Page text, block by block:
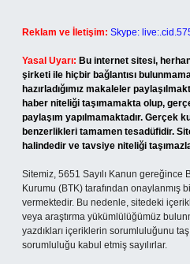
Reklam ve İletişim: Skype:
Yasal Uyarı: Bu internet sitesi,
şirketi ile hiçbir bağlantısı
hazırladığımız makaleler
haber niteliği taşımamakta olup,
paylaşım yapılmamaktadır. Gerçek
benzerlikleri tamamen tesadüfidir.
halindedir ve tavsiye niteliği
Sitemiz, 5651 Sayılı Kanun gereğince
Kurumu (BTK) tarafından onaylanmış
vermektedir. Bu nedenle, sitedeki
veya araştırma yükümlülüğümüz
yazdıkları içeriklerin sorumluluğunu
sorumluluğu kabul etmiş sayılırlar.